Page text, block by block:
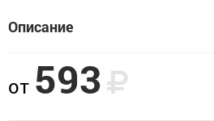
Описание
Назначение
Проведение тока в нормальном
от 593